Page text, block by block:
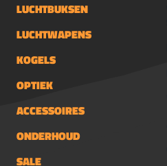
LUCHTBUKSEN
LUCHTWAPENS
KOGELS
OPTIEK
ACCESSOIRES
ONDERHOUD
SALE